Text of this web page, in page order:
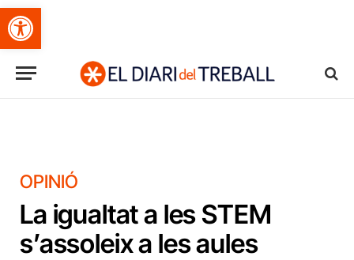
Obre la barra d'eines
OPINIÓ
La igualtat a les STEM
s’assoleix a les aules